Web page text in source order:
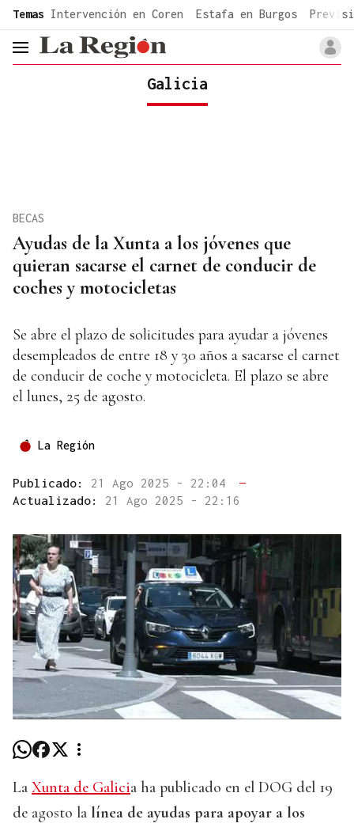
common.go-to-content
Temas Intervención en Coren Estafa en Burgos
header.menu.open
Galicia
Ayudas de la Xunta a los jóvenes que
quieran sacarse el carnet de conducir de
coches y motocicletas
BECAS
Se abre el plazo de solicitudes para ayudar a jóvenes
desempleados de entre 18 y 30 años a sacarse el carnet
de conducir de coche y motocicleta. El plazo se abre
el lunes, 25 de agosto.
La Región
Publicado: 21 Ago 2025 - 22:04
—
Actualizado: 21 Ago 2025 - 22:16
La Xunta de Galicia ha publicado en el DOG del 19
de agosto la línea de ayudas para apoyar a los